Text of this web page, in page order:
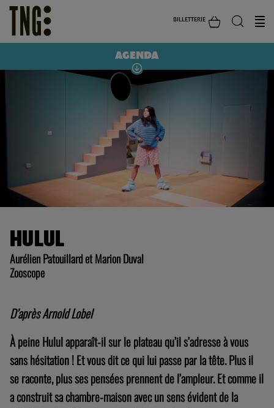
BILLETTERIE
AGENDA
HULUL
Aurélien Patouillard et Marion Duval
Zooscope
D’après Arnold Lobel